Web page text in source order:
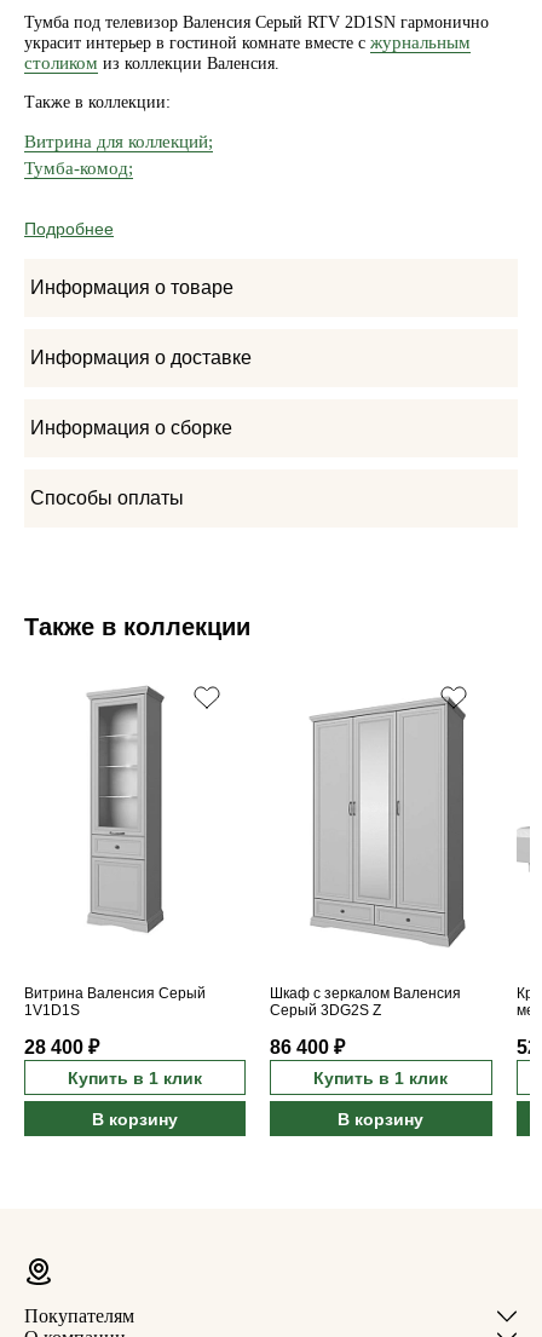
Тумба под телевизор Валенсия Серый RTV 2D1SN гармонично
украсит интерьер в гостиной комнате вместе с журнальным
столиком из коллекции Валенсия.
Также в коллекции:
Витрина для коллекций;
Тумба-комод;
Подробнее
Информация о товаре
Информация о доставке
Информация о сборке
Способы оплаты
Также в коллекции
Витрина Валенсия Серый
1V1D1S
28 400 ₽
Купить в 1 клик
В корзину
Шкаф с зеркалом Валенсия
Серый 3DG2S Z
86 400 ₽
Купить в 1 клик
В корзину
52
Покупателям